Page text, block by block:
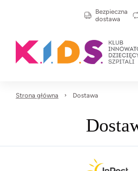
Bezpieczna
dostawa
Strona główna Dostawa